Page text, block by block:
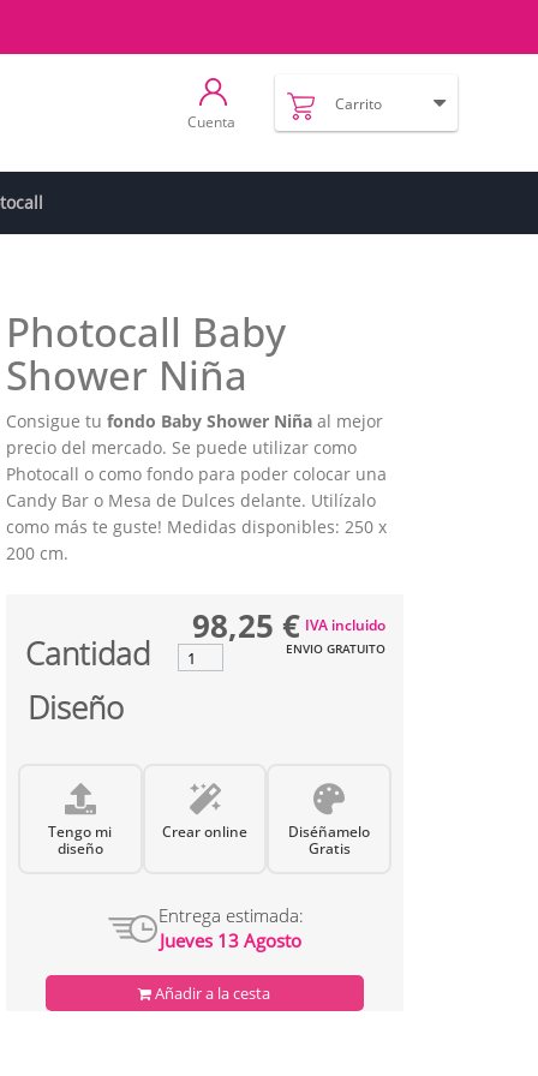
Carrito
Cuenta
Photocall Baby
Shower Niña
Consigue tu fondo Baby Shower Niña al mejor
precio del mercado. Se puede utilizar como
Photocall o como fondo para poder colocar una
Candy Bar o Mesa de Dulces delante. Utilízalo
como más te guste! Medidas disponibles: 250 x
200 cm.
Cantidad
98,25 €
ENVIO GRATUITO
IVA incluido
Diseño
Tengo mi
diseño
Crear online
Diséñamelo
Gratis
Entrega estimada:
Jueves 13 Agosto
Añadir a la cesta